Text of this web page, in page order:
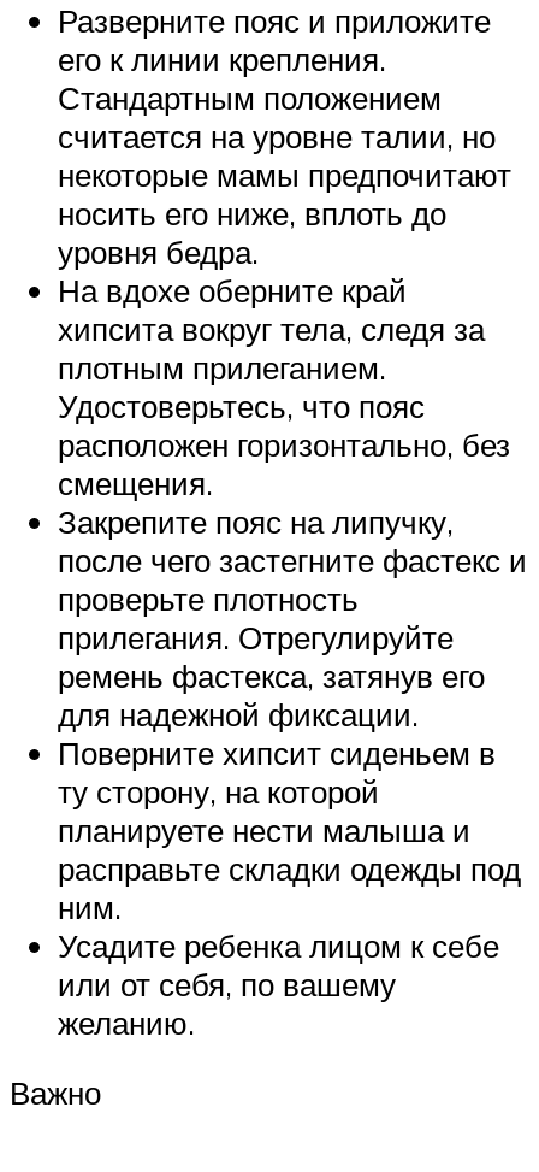
Разверните пояс и приложите
его к линии крепления.
Стандартным положением
считается на уровне талии, но
некоторые мамы предпочитают
носить его ниже, вплоть до
уровня бедра.
На вдохе оберните край
хипсита вокруг тела, следя за
плотным прилеганием.
Удостоверьтесь, что пояс
расположен горизонтально, без
смещения.
Закрепите пояс на липучку,
после чего застегните фастекс и
проверьте плотность
прилегания. Отрегулируйте
ремень фастекса, затянув его
для надежной фиксации.
Поверните хипсит сиденьем в
ту сторону, на которой
планируете нести малыша и
расправьте складки одежды под
ним.
Усадите ребенка лицом к себе
или от себя, по вашему
желанию.
Важно